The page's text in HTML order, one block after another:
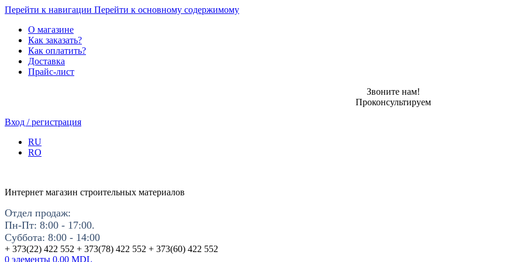
Перейти к навигации Перейти к основному содержимому
О магазине
Как заказать?
Как оплатить?
Доставка
Прайс-лист
Звоните нам!
Проконсультируем
Вход / регистрация
RU
RO
Интернет магазин строительных материалов
Отдел продаж:
Пн-Пт: 8:00 - 17:00.
Суббота: 8:00 - 14:00
+ 373(22) 422 552 + 373(78) 422 552 + 373(60) 422 552
0 элементы 0.00 MDL